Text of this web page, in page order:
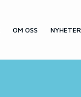
OM OSS NYHETER